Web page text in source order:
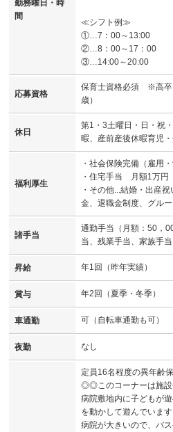
勤務曜日・時
間
≪シフト例≫
①…7：00～13:00
②…8：00～17：00
③…14:00～20:00
応募資格
保育士資格必須 ※高卒
歳）
休日
第1・3土曜日・日・祝
暇、産前産後休暇育児
福利厚生
・社会保険完備（雇用
・住宅手当 月額1万円
・その他...結婚・出産
金、退職金制度、グル
諸手当
通勤手当（月額：50，
当、残業手当、家族手当
昇給 年1回（昨年実績）
賞与 年2回（夏季・冬季）
車通勤 可（自転車通勤も可）
夜勤 なし
定員16名程度の異年齢
◎◎このコーナーは施設
病院敷地内に子どもが
を動かして遊んでいます
病院が大きいので、バ